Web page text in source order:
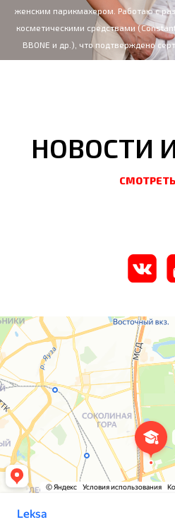
женским парикмахером. Работаю с
косметическими средствами
BBONE и др.), что подтверждено
НОВОСТИ